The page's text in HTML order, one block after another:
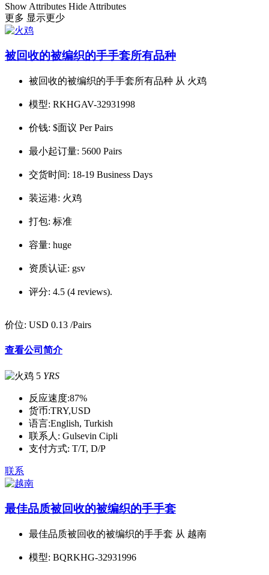
Show Attributes Hide Attributes
更多 显示更少
被回收的被编织的手手套所有品种
被回收的被编织的手手套所有品种 从 火鸡
模型: RKHGAV-32931998
价钱: $面议 Per Pairs
最小起订量: 5600 Pairs
交货时间: 18-19 Business Days
装运港: 火鸡
打包: 标准
容量: huge
资质认证: gsv
评分: 4.5 (4 reviews).
价位: USD 0.13 /Pairs
查看公司简介
5 YRS
反应速度:87%
货币:TRY,USD
语言:English, Turkish
联系人: Gulsevin Cipli
支付方式: T/T, D/P
联系
最佳品质被回收的被编织的手手套
最佳品质被回收的被编织的手手套 从 越南
模型: BQRKHG-32931996